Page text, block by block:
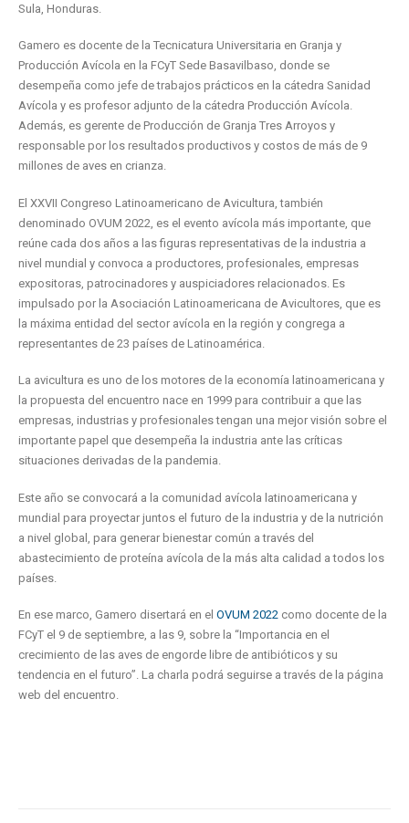
Sula, Honduras.
Gamero es docente de la Tecnicatura Universitaria en Granja y
Producción Avícola en la FCyT Sede Basavilbaso, donde se
desempeña como jefe de trabajos prácticos en la cátedra Sanidad
Avícola y es profesor adjunto de la cátedra Producción Avícola.
Además, es gerente de Producción de Granja Tres Arroyos y
responsable por los resultados productivos y costos de más de 9
millones de aves en crianza.
El XXVII Congreso Latinoamericano de Avicultura, también
denominado OVUM 2022, es el evento avícola más importante, que
reúne cada dos años a las figuras representativas de la industria a
nivel mundial y convoca a productores, profesionales, empresas
expositoras, patrocinadores y auspiciadores relacionados. Es
impulsado por la Asociación Latinoamericana de Avicultores, que es
la máxima entidad del sector avícola en la región y congrega a
representantes de 23 países de Latinoamérica.
La avicultura es uno de los motores de la economía latinoamericana y
la propuesta del encuentro nace en 1999 para contribuir a que las
empresas, industrias y profesionales tengan una mejor visión sobre el
importante papel que desempeña la industria ante las críticas
situaciones derivadas de la pandemia.
Este año se convocará a la comunidad avícola latinoamericana y
mundial para proyectar juntos el futuro de la industria y de la nutrición
a nivel global, para generar bienestar común a través del
abastecimiento de proteína avícola de la más alta calidad a todos los
países.
En ese marco, Gamero disertará en el OVUM 2022 como docente de la
FCyT el 9 de septiembre, a las 9, sobre la “Importancia en el
crecimiento de las aves de engorde libre de antibióticos y su
tendencia en el futuro”. La charla podrá seguirse a través de la página
web del encuentro.